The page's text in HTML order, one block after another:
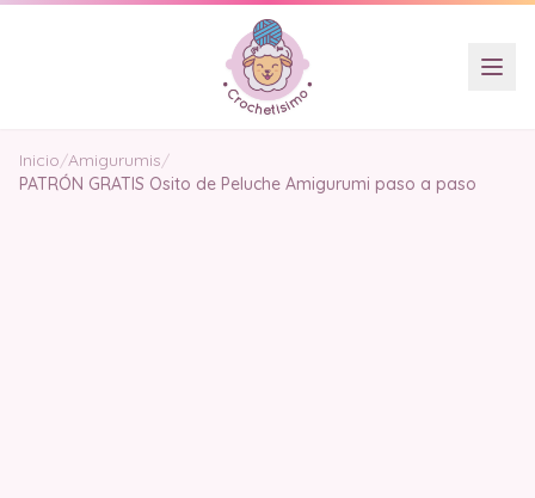
Inicio/Amigurumis/
PATRÓN GRATIS Osito de Peluche Amigurumi paso a paso